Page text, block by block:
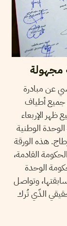
مجهولة
عن مبادرة
أطياف
ظهر الإربعاء
الوطنية
هذه الورقة
القادمة،
الوحدة
وتواصل
الذّي تُرك